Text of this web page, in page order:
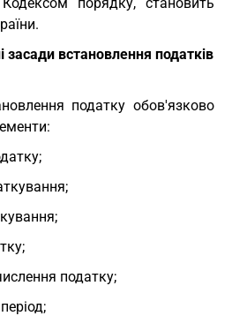
засади встановлення податків
податку обов'язково
податку;